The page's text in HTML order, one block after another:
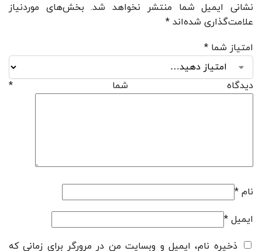
نشانی ایمیل شما منتشر نخواهد شد. بخش‌های موردنیاز
علامت‌گذاری شده‌اند *
امتیاز شما *
دیدگاه شما *
نام *
ایمیل *
ذخیره نام، ایمیل و وبسایت من در مرورگر برای زمانی که